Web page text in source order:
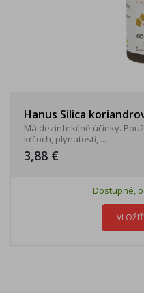
Hanus Silica
Má dezinfekčné účinky.
kŕčoch, plynatosti, ...
3,88 €
Dostupné,